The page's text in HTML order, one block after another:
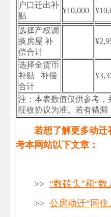
户口迁出补
贴
¥10,000
选择产权调
换房屋 补
偿合计
选择全货币
补贴 补偿
合计
注：本表数值仅供参考，
征收协议为准。若有错漏
若想了解更多动迁
考本网站以下文章：
>> “数砖头”和“
>> 公房动迁“同住